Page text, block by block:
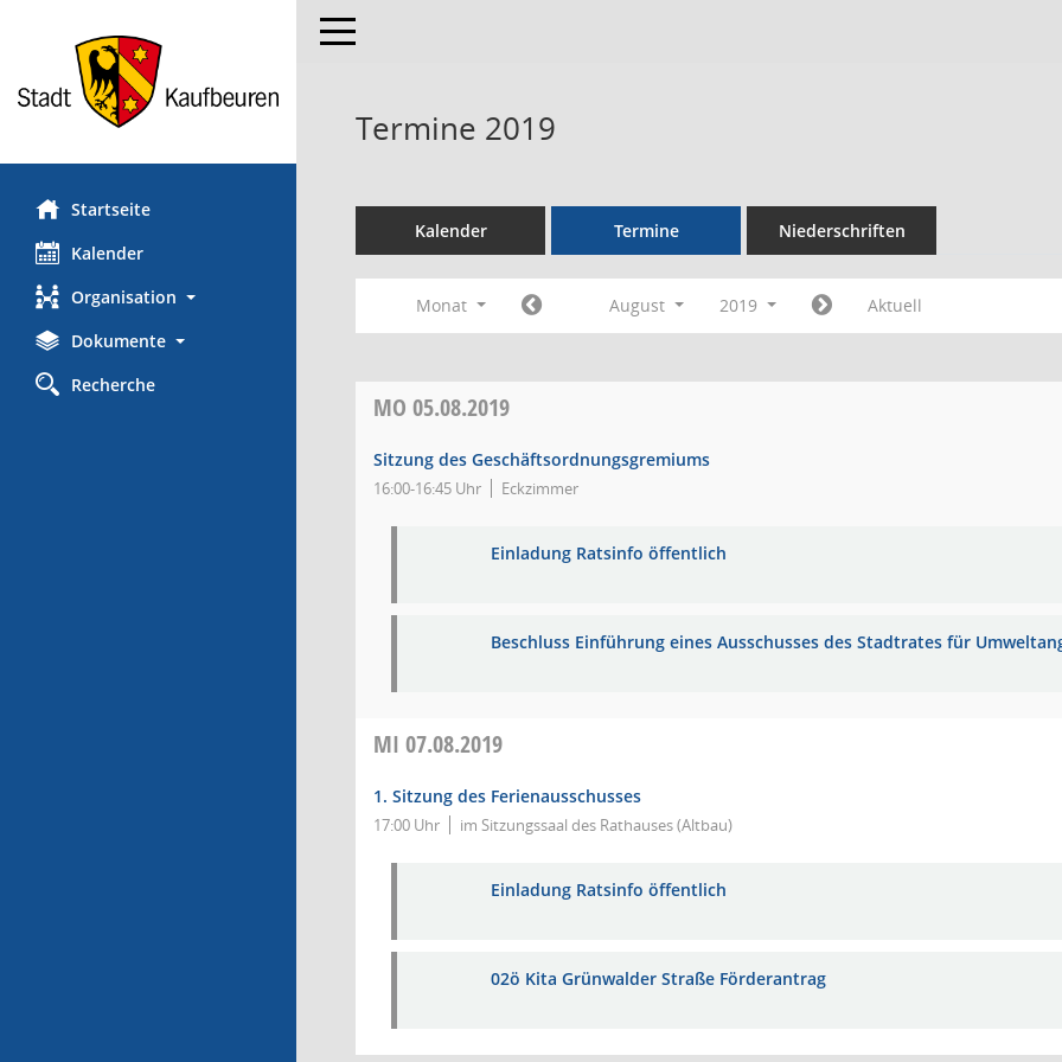
Startseite
Kalender
Organisation
Dokumente
Recherche
Toggle navigation
Termine 2019
Kalender Termine Niederschriften
Monat August 2019 Aktuell
MO 05.08.2019
Sitzung des Geschäftsordnungsgremiums
16:00-16:45 Uhr Eckzimmer
Einladung Ratsinfo öffentlich
Beschluss Einführung eines Ausschusses des Stadtrates für
MI 07.08.2019
1. Sitzung des Ferienausschusses
17:00 Uhr im Sitzungssaal des Rathauses (Altbau)
Einladung Ratsinfo öffentlich
02ö Kita Grünwalder Straße Förderantrag